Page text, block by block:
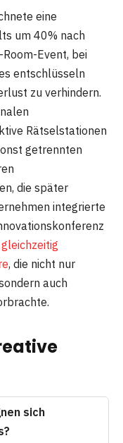
eine
um 40% nach
Event, bei
entschlüsseln
zu verhindern.
Rätselstationen
getrennten
die später
integrierte
, die nicht nur
auch
sich